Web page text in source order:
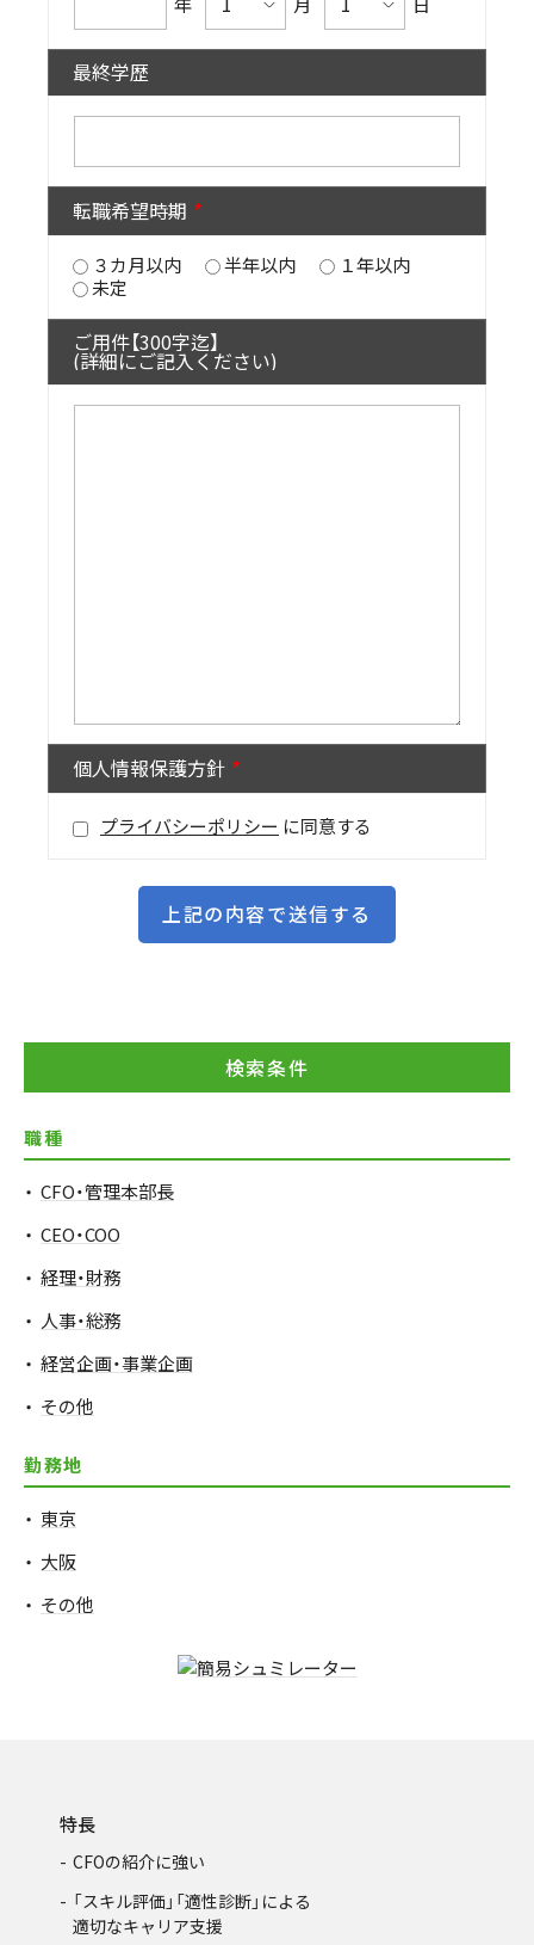
最終学歴
転職希望時期
３カ月以内 半年以内
１年以内
未定
ご用件【300字迄】
(詳細にご記入ください)
個人情報保護方針
プライバシーポリシー に同意する
検索条件
職種
CFO・管理本部長
CEO・COO
経理・財務
人事・総務
経営企画・事業企画
その他
勤務地
東京
大阪
その他
特長
CFOの紹介に強い
「スキル評価」「適性診断」による
適切なキャリア支援